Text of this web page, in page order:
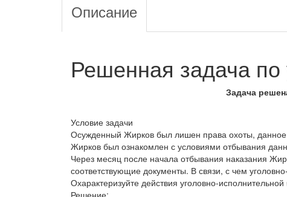
Описание
Решенная задача по
Задача
Условие задачи
Осужденный Жирков был лишен права охоты, данное
Жирков был ознакомлен с условиями отбывания
Через месяц после начала отбывания наказания
соответствующие документы. В связи, с чем
Охарактеризуйте действия уголовно-